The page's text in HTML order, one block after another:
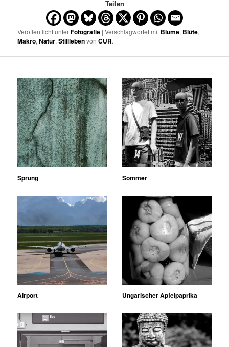
Teilen
Veröffentlicht unterFotografie | Verschlagwortet mit Blume, Blüte,
Makro,Natur,StilllebenvonCUR.
Sprung Sommer
Airport Ungarischer Apfelpaprika